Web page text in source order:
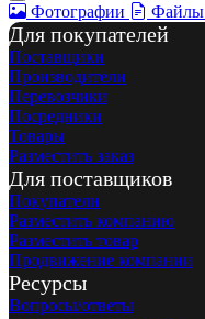
Фотографии Файлы
Для покупателей
Поставщики
Производители
Перевозчики
Посредники
Товары
Разместить заказ
Для поставщиков
Покупатели
Разместить компанию
Разместить товар
Продвижение компании
Ресурсы
Вопросы/ответы